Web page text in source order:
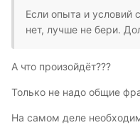
Если опыта и условий
нет, лучше не бери.
А что произойдёт???
Только не надо общие
На самом деле